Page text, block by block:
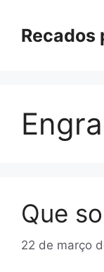
paraRecados
Que
22 de março